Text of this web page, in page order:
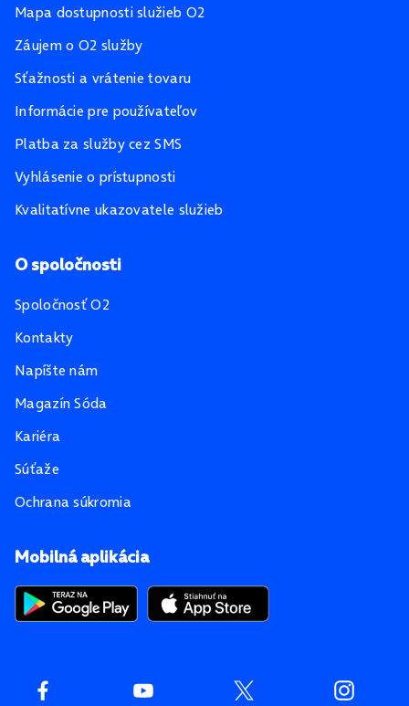
Mobilná aplikácia
Mapa dostupnosti služieb O2
Záujem o O2 služby
Sťažnosti a vrátenie tovaru
Informácie pre používateľov
Platba za služby cez SMS
Vyhlásenie o prístupnosti
Kvalitatívne ukazovatele služieb
O spoločnosti
Spoločnosť O2
Kontakty
Napíšte nám
Magazín Sóda
Kariéra
Súťaže
Ochrana súkromia